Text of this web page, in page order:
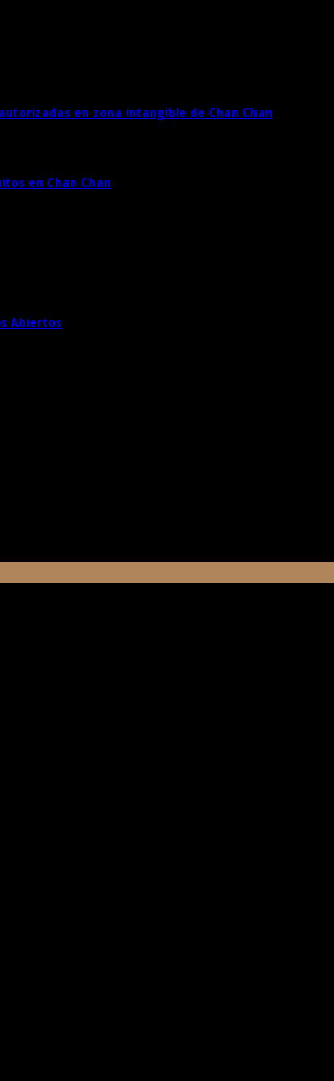
en zona intangible de Chan Chan
en Chan Chan
Abiertos